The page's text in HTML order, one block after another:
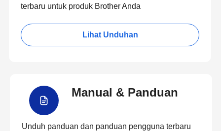
terbaru untuk produk Brother Anda
Lihat Unduhan
Manual & Panduan
Unduh panduan dan panduan pengguna terbaru